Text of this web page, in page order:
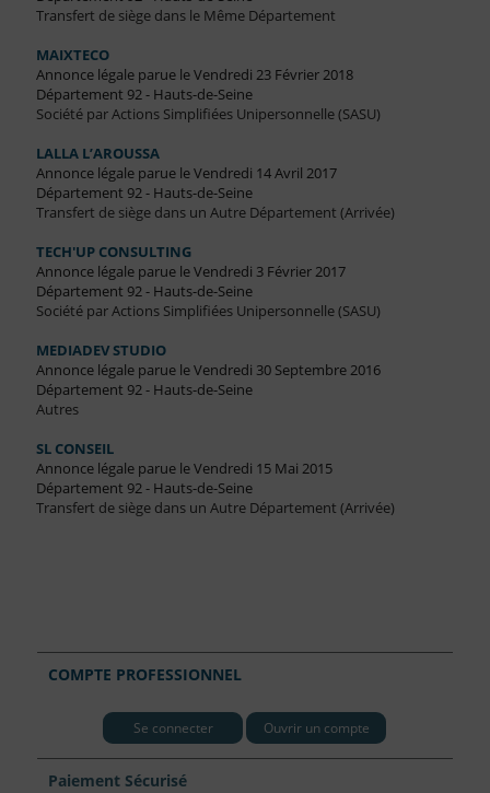
Transfert de siège dans le Même Département
MAIXTECO
Annonce légale parue le Vendredi 23 Février 2018
Département 92 - Hauts-de-Seine
Société par Actions Simplifiées Unipersonnelle (SASU)
LALLA L’AROUSSA
Annonce légale parue le Vendredi 14 Avril 2017
Département 92 - Hauts-de-Seine
Transfert de siège dans un Autre Département (Arrivée)
TECH'UP CONSULTING
Annonce légale parue le Vendredi 3 Février 2017
Département 92 - Hauts-de-Seine
Société par Actions Simplifiées Unipersonnelle (SASU)
MEDIADEV STUDIO
Annonce légale parue le Vendredi 30 Septembre 2016
Département 92 - Hauts-de-Seine
Autres
SL CONSEIL
Annonce légale parue le Vendredi 15 Mai 2015
Département 92 - Hauts-de-Seine
Transfert de siège dans un Autre Département (Arrivée)
COMPTE PROFESSIONNEL
Se connecter Ouvrir un compte
Paiement Sécurisé